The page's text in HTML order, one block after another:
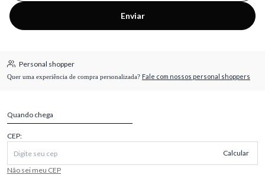
Enviar
Personal shopper
Quer uma experiência de compra personalizada? Fale com nossos personal shoppers
Quando chega
CEP:
Calcular
Não sei meu CEP